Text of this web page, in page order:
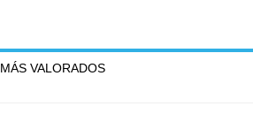
MÁS VALORADOS